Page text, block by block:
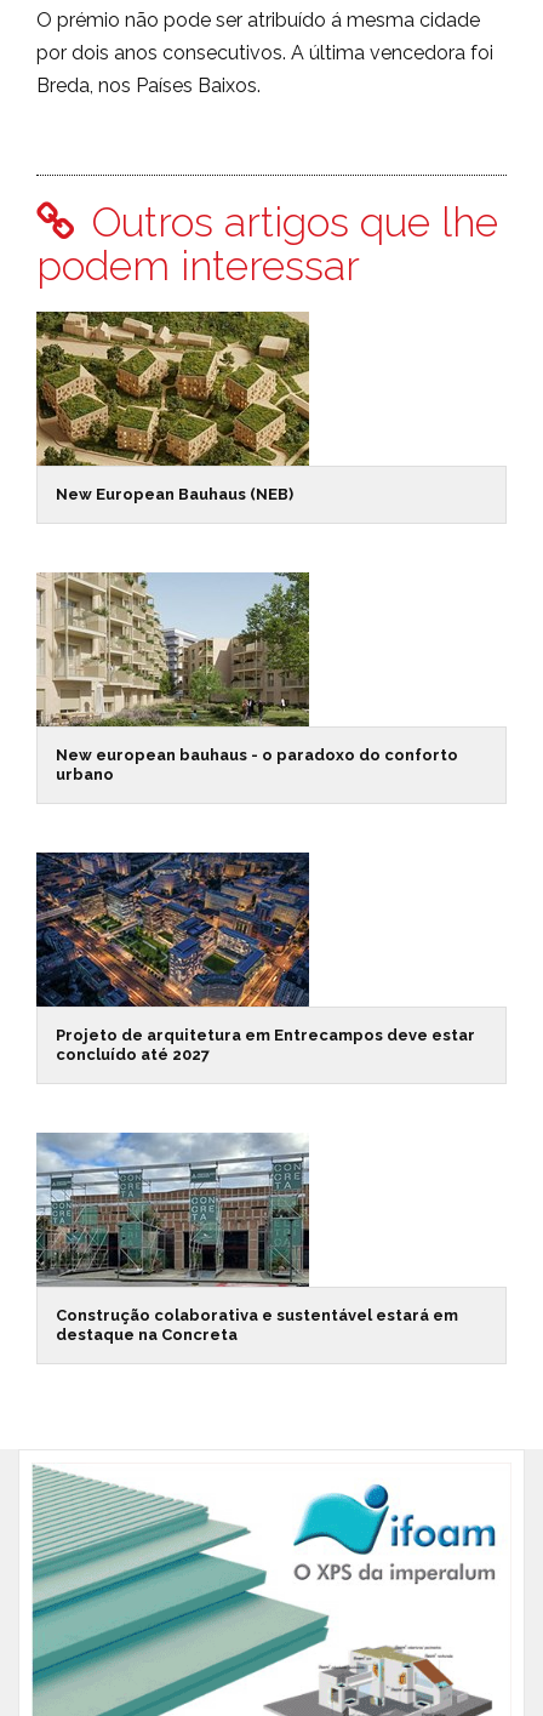
O prémio não pode ser atribuído á mesma cidade
por dois anos consecutivos. A última vencedora foi
Breda, nos Países Baixos.
Outros artigos que lhe
podem interessar
New European Bauhaus (NEB)
New european bauhaus - o paradoxo do conforto
urbano
Projeto de arquitetura em Entrecampos deve estar
concluído até 2027
Construção colaborativa e sustentável estará em
destaque na Concreta